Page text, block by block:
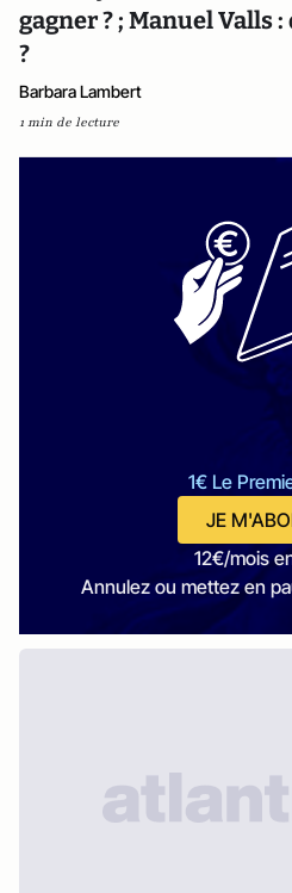
gagner ? ; Manuel Valls
?
Barbara Lambert
1 min de lecture
1€ Le
JE
12€/mois
Annulez ou mettez en